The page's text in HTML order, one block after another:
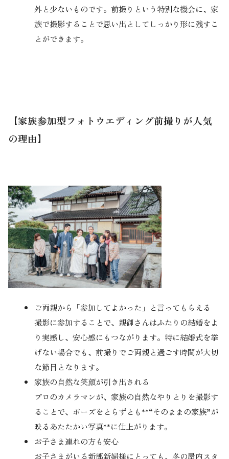
外と少ないものです。前撮りという特別な機会に、家
族で撮影することで思い出としてしっかり形に残すこ
とができます。
【家族参加型フォトウエディング前撮りが人気
の理由】
ご両親から「参加してよかった」と言ってもらえる
撮影に参加することで、親御さんはふたりの結婚をよ
り実感し、安心感にもつながります。特に結婚式を挙
げない場合でも、前撮りでご両親と過ごす時間が大切
な節目となります。
家族の自然な笑顔が引き出される
プロのカメラマンが、家族の自然なやりとりを撮影す
ることで、ポーズをとらずとも**“そのままの家族”が
映るあたたかい写真**に仕上がります。
お子さま連れの方も安心
お子さまがいる新郎新婦様にとっても、冬の屋内スタ